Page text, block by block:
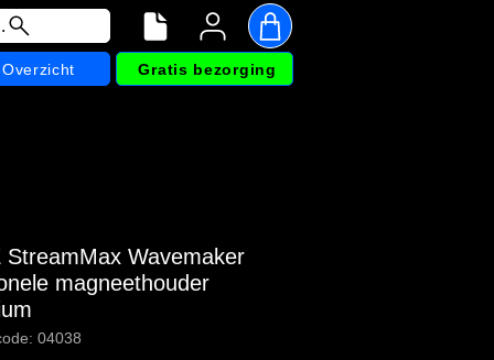
Overzicht Gratis bezorging
StreamMax Wavemaker
magneethouder
04038